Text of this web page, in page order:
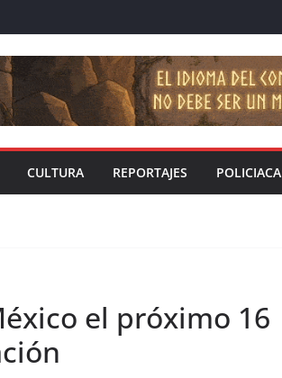
CULTURA REPORTAJES POLICIACA
el próximo 16